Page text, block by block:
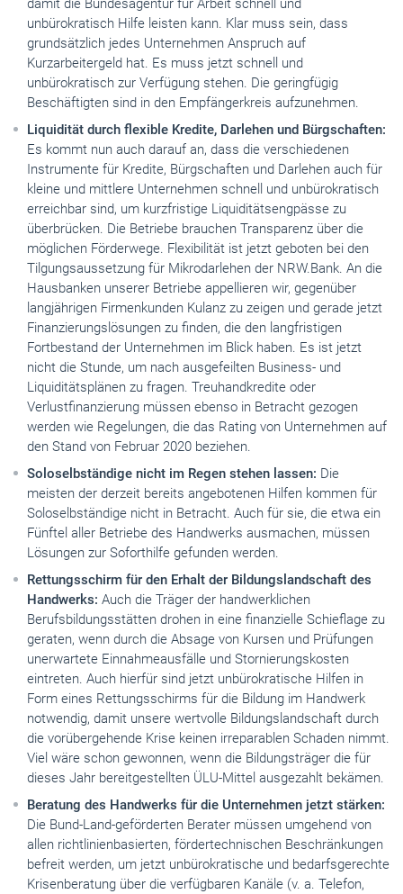
damit die Bundesagentur für Arbeit schnell und
unbürokratisch Hilfe leisten kann. Klar muss sein, dass
grundsätzlich jedes Unternehmen Anspruch auf
Kurzarbeitergeld hat. Es muss jetzt schnell und
unbürokratisch zur Verfügung stehen. Die geringfügig
Beschäftigten sind in den Empfängerkreis aufzunehmen.
Liquidität durch flexible Kredite, Darlehen und Bürgschaften:
Es kommt nun auch darauf an, dass die verschiedenen
Instrumente für Kredite, Bürgschaften und Darlehen auch für
kleine und mittlere Unternehmen schnell und unbürokratisch
erreichbar sind, um kurzfristige Liquiditätsengpässe zu
überbrücken. Die Betriebe brauchen Transparenz über die
möglichen Förderwege. Flexibilität ist jetzt geboten bei den
Tilgungsaussetzung für Mikrodarlehen der NRW.Bank. An die
Hausbanken unserer Betriebe appellieren wir, gegenüber
langjährigen Firmenkunden Kulanz zu zeigen und gerade jetzt
Finanzierungslösungen zu finden, die den langfristigen
Fortbestand der Unternehmen im Blick haben. Es ist jetzt
nicht die Stunde, um nach ausgefeilten Business- und
Liquiditätsplänen zu fragen. Treuhandkredite oder
Verlustfinanzierung müssen ebenso in Betracht gezogen
werden wie Regelungen, die das Rating von Unternehmen auf
den Stand von Februar 2020 beziehen.
Soloselbständige nicht im Regen stehen lassen: Die
meisten der derzeit bereits angebotenen Hilfen kommen für
Soloselbständige nicht in Betracht. Auch für sie, die etwa ein
Fünftel aller Betriebe des Handwerks ausmachen, müssen
Lösungen zur Soforthilfe gefunden werden.
Rettungsschirm für den Erhalt der Bildungslandschaft des
Handwerks: Auch die Träger der handwerklichen
Berufsbildungsstätten drohen in eine finanzielle Schieflage zu
geraten, wenn durch die Absage von Kursen und Prüfungen
unerwartete Einnahmeausfälle und Stornierungskosten
eintreten. Auch hierfür sind jetzt unbürokratische Hilfen in
Form eines Rettungsschirms für die Bildung im Handwerk
notwendig, damit unsere wertvolle Bildungslandschaft durch
die vorübergehende Krise keinen irreparablen Schaden nimmt.
Viel wäre schon gewonnen, wenn die Bildungsträger die für
dieses Jahr bereitgestellten ÜLU-Mittel ausgezahlt bekämen.
Beratung des Handwerks für die Unternehmen jetzt stärken:
Die Bund-Land-geförderten Berater müssen umgehend von
allen richtlinienbasierten, fördertechnischen Beschränkungen
befreit werden, um jetzt unbürokratische und bedarfsgerechte
Krisenberatung über die verfügbaren Kanäle (v. a. Telefon,